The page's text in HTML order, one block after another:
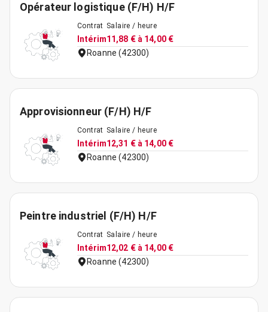
Opérateur logistique (F/H) H/F
Contrat
Intérim
Salaire / heure
11,88 € à 14,00 €
Roanne (42300)
Approvisionneur (F/H) H/F
Contrat
Intérim
Salaire / heure
12,31 € à 14,00 €
Roanne (42300)
Peintre industriel (F/H) H/F
Contrat
Intérim
Salaire / heure
12,02 € à 14,00 €
Roanne (42300)